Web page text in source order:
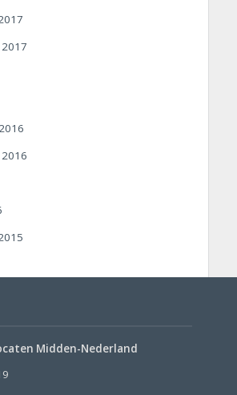
Midden-Nederland